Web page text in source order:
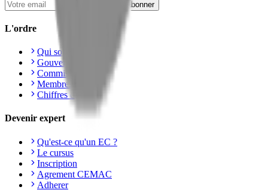
S'abonner
L'ordre
Qui sommes-nous ?
Gouvernance
Commissions
Membres
Chiffres cles
Devenir expert
Qu'est-ce qu'un EC ?
Le cursus
Inscription
Agrement CEMAC
Adherer